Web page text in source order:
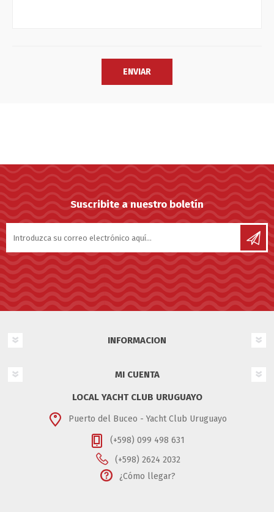
Suscribite a nuestro boletín
INFORMACION
MI CUENTA
LOCAL YACHT CLUB URUGUAYO
Puerto del Buceo - Yacht Club Uruguayo
(+598) 099 498 631
(+598) 2624 2032
¿Cómo llegar?